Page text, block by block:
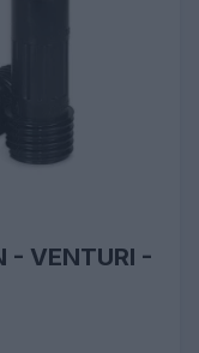
- VENTURI -